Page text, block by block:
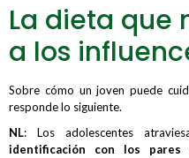
La dieta que
a los
Sobre cómo un joven puede
responde lo siguiente.
NL: Los adolescentes
identificación con los pares